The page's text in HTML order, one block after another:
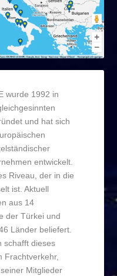
wurde 1992 in
und hat sich
entwickelt.
Riveau, der in die
ist. Aktuell
aus 14
der Türkei und
Länder beliefert.
schafft dieses
Frachtverkehr,
Mitglieder